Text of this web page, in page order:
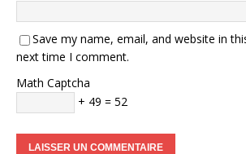
Save my name, email, and website in
next time I comment.
Math Captcha
+ 49 = 52